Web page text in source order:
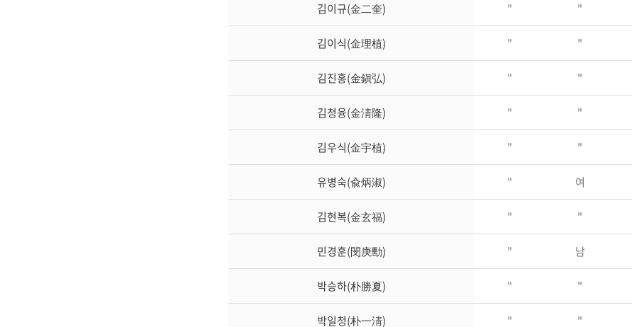
김이규(金二奎) " "
김이식(金理植) " "
김진홍(金鎭弘) " "
김청융(金淸隆) " "
김우식(金宇植) " "
유병숙(兪炳淑) " 여
김현복(金玄福) " "
민경훈(閔庚勳) " 남
박승하(朴勝夏) " "
박일청(朴一淸) " "